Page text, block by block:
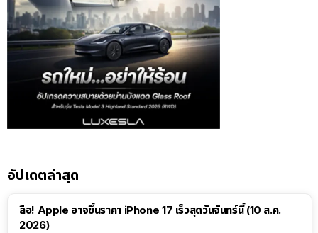
อัปเดตล่าสุด
ลือ! Apple อาจขึ้นราคา iPhone 17 เร็วสุดวันจันทร์นี้ (10 ส.ค.
2026)